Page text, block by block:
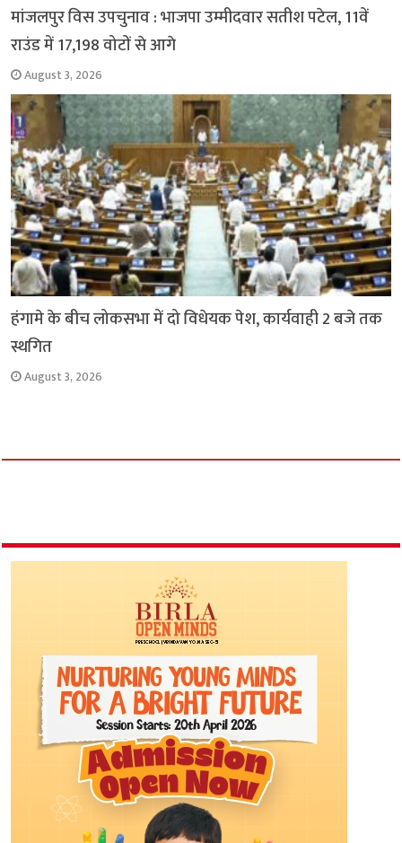
मांजलपुर विस उपचुनाव : भाजपा उम्मीदवार सतीश पटेल, 11वें
राउंड में 17,198 वोटों से आगे
August 3, 2026
हंगामे के बीच लोकसभा में दो विधेयक पेश, कार्यवाही 2 बजे तक
स्थगित
August 3, 2026